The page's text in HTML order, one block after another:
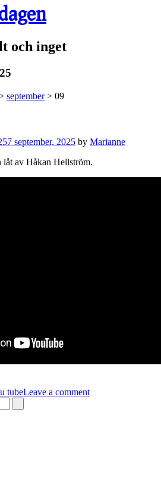
och inget
september> 09
7 september, 2025 by Marianne
låt av Håkan Hellström.
tubeLeave a comment